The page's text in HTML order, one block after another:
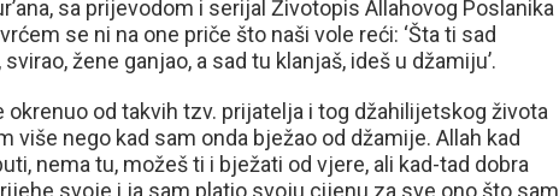
sa prijevodom i serijal Životopis Allahovog Poslanika
se ni na one priče što naši vole reći: ‘Šta ti sad
žene ganjao, a sad tu klanjaš, ideš u džamiju’.
okrenuo od takvih tzv. prijatelja i tog džahilijetskog života
više nego kad sam onda bježao od džamije. Allah kad
nema tu, možeš ti i bježati od vjere, ali kad-tad dobra
svoje i ja sam platio svoju cijenu za sve ono što sam